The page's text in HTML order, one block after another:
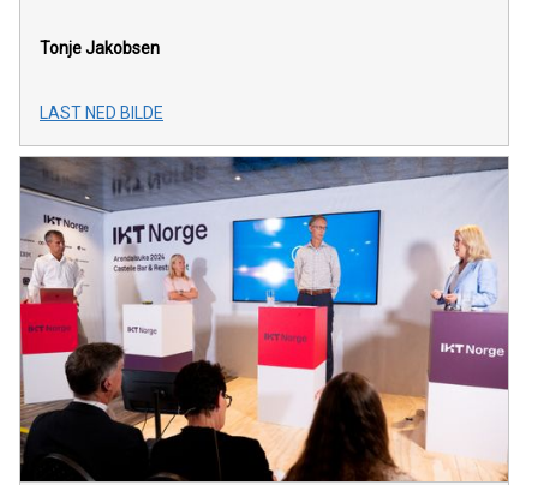
Tonje Jakobsen
LAST NED BILDE